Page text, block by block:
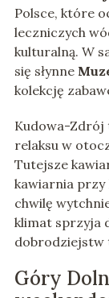
Polsce, które
leczniczych
kulturalną. W
się słynne
kolekcję
Kudowa-Zdrój
relaksu w
Tutejsze
kawiarnia przy
chwilę
klimat sprzyja
dobrodziejstw
Góry